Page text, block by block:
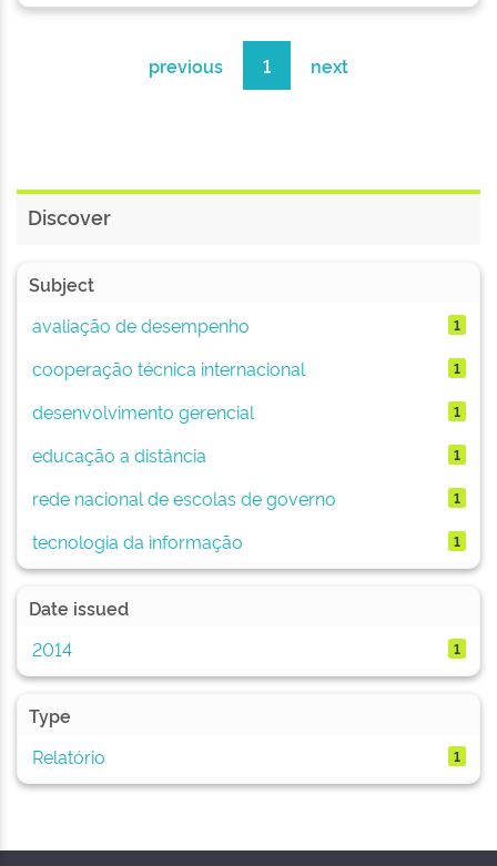
previous 1 next
Discover
Subject
avaliação de desempenho
1
cooperação técnica internacional 1
desenvolvimento gerencial 1
educação a distância 1
rede nacional de escolas de governo 1
tecnologia da informação 1
Date issued
2014
1
Type
Relatório
1